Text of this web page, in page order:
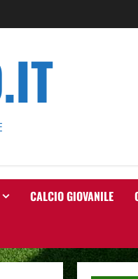
CALCIO GIOVANILE